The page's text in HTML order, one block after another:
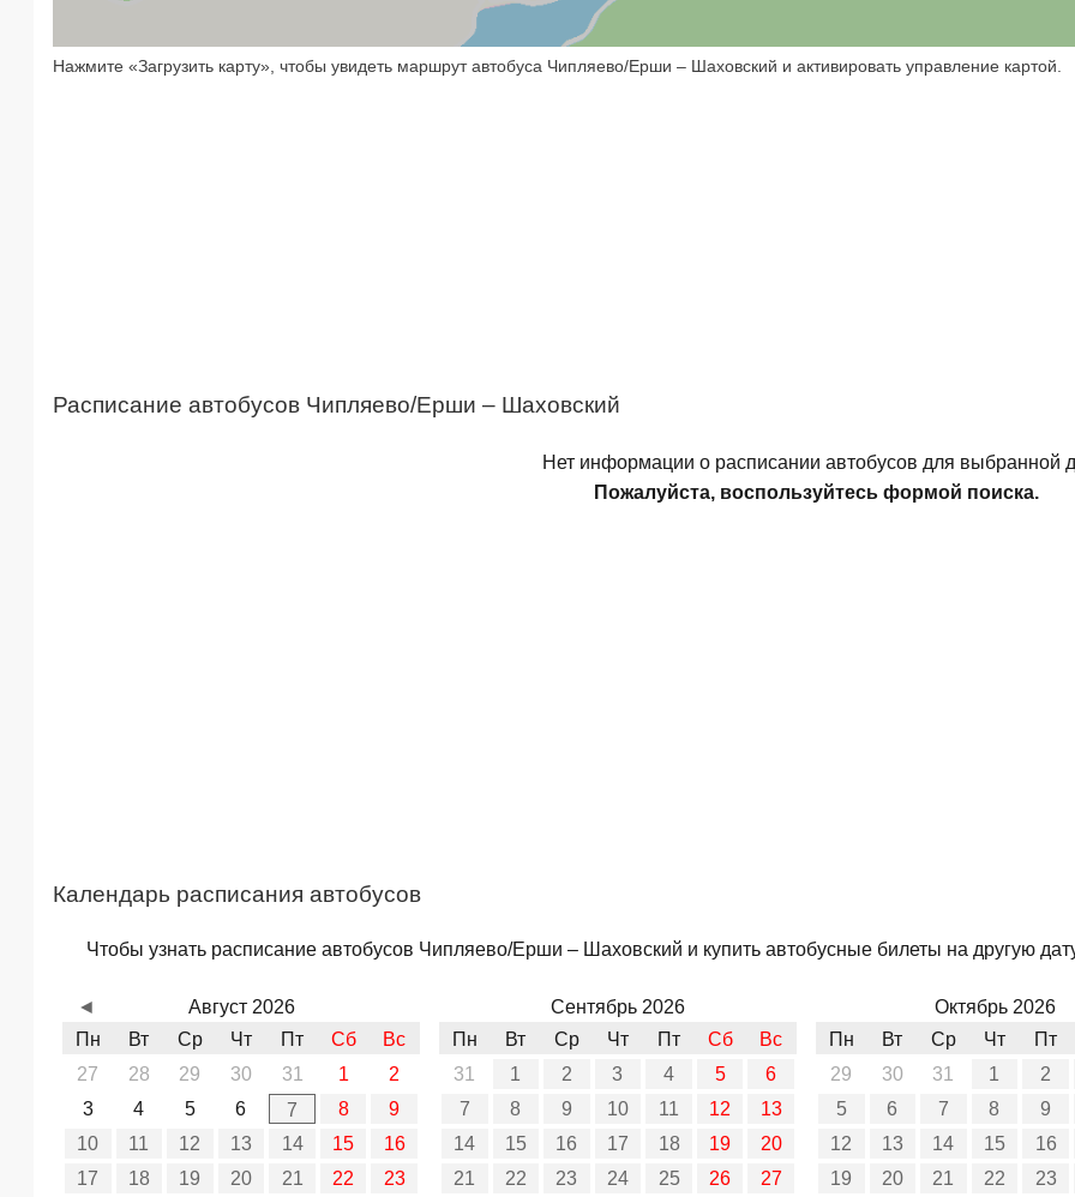
Нажмите «Загрузить карту», чтобы увидеть маршрут автобуса Чипляево/Ерши – Шаховский и активировать управление картой.
Расписание автобусов Чипляево/Ерши – Шаховский
Нет информации о расписании автобусов для выбранной
Пожалуйста, воспользуйтесь формой поиска.
Календарь расписания автобусов
Чтобы узнать расписание автобусов Чипляево/Ерши – Шаховский и купить автобусные билеты на другую
Август 2026
Пн
Вт Ср Чт Пт Сб
Вс
27
28 29 30 31 1
2
3
4 5 6 7 8
9
10
11 12 13 14 15
16
17
18 19 20 21 22
23
Сентябрь 2026
Пн
Вт Ср Чт Пт Сб
Вс
31
1 2 3 4 5
6
7
8 9 10 11 12
13
14
15 16 17 18 19
20
21
22 23 24 25 26
27
Октябрь 2026
Пн
Вт Ср Чт
Пт
29
30 31 1
2
5
6 7 8
9
12
13 14 15
16
19
20 21 22
23
◄